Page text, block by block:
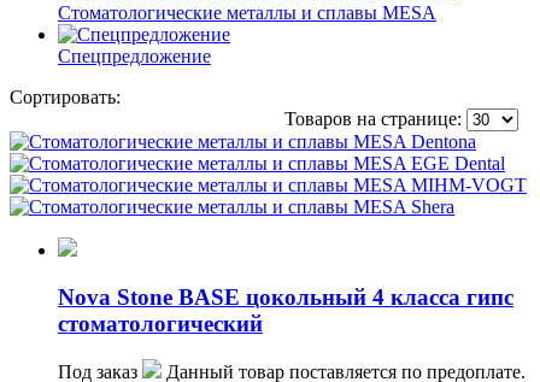
Стоматологические металлы и сплавы MESA
Спецпредложение
Сортировать:
Товаров на странице:
Nova Stone BASE цокольный 4 класса гипс
стоматологический
Под заказ Данный товар поставляется по предоплате.